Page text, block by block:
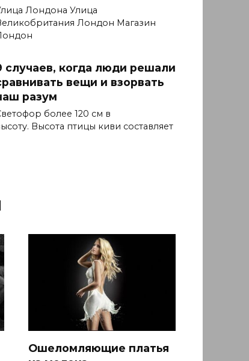
Лондона Улица
Лондон Магазин
случаев, когда люди решали
вещи и взорвать
разум
более 120 см в
Высота птицы киви составляет
Ошеломляющие платья